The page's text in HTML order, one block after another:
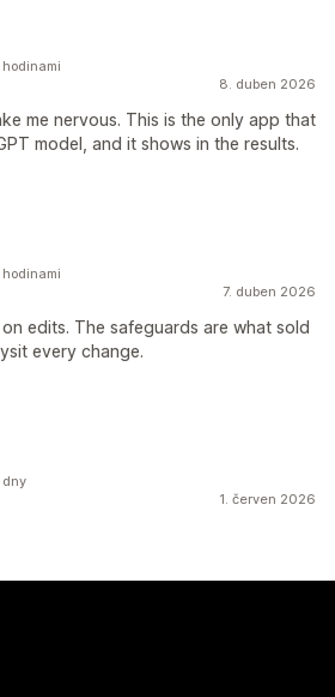
8. duben 2026
me nervous. This is the only app that
model, and it shows in the results.
7. duben 2026
edits. The safeguards are what sold
every change.
1. červen 2026
dny